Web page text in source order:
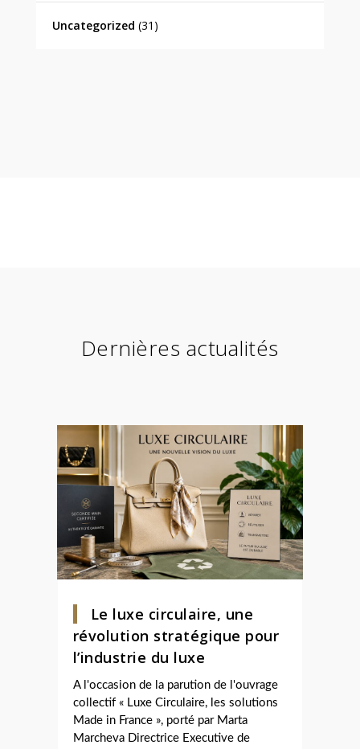
Uncategorized (31)
Dernières actualités
Le luxe circulaire, une
révolution stratégique pour
l’industrie du luxe
A l'occasion de la parution de l'ouvrage
collectif « Luxe Circulaire, les solutions
Made in France », porté par Marta
Marcheva Directrice Executive de